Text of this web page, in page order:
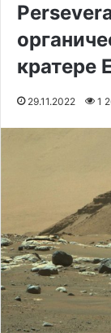
кратере
29.11.2022 1